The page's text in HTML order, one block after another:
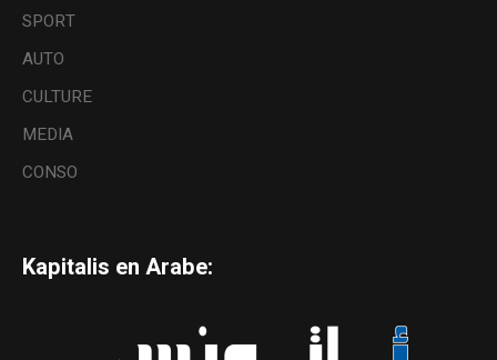
SPORT
AUTO
CULTURE
MEDIA
CONSO
Kapitalis en Arabe: